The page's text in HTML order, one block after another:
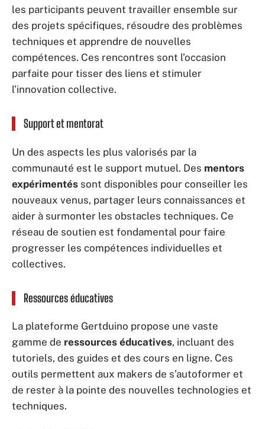
les participants peuvent travailler ensemble sur
des projets spécifiques, résoudre des problèmes
techniques et apprendre de nouvelles
compétences. Ces rencontres sont l’occasion
parfaite pour tisser des liens et stimuler
l’innovation collective.
Support et mentorat
Un des aspects les plus valorisés par la
communauté est le support mutuel. Des mentors
expérimentés sont disponibles pour conseiller les
nouveaux venus, partager leurs connaissances et
aider à surmonter les obstacles techniques. Ce
réseau de soutien est fondamental pour faire
progresser les compétences individuelles et
collectives.
Ressources éducatives
La plateforme Gertduino propose une vaste
gamme de ressources éducatives, incluant des
tutoriels, des guides et des cours en ligne. Ces
outils permettent aux makers de s’autoformer et
de rester à la pointe des nouvelles technologies et
techniques.